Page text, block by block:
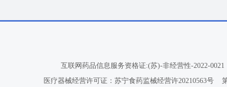
互联网药品信息服务资格证:(苏)-非经营性-2022-0021
医疗器械经营许可证：苏宁食药监械经营许20210563号